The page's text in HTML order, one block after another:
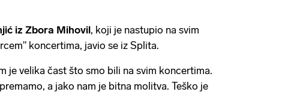
iz Zbora Mihovil, koji je nastupio na svim
koncertima, javio se iz Splita.
je velika čast što smo bili na svim koncertima.
a jako nam je bitna molitva. Teško je